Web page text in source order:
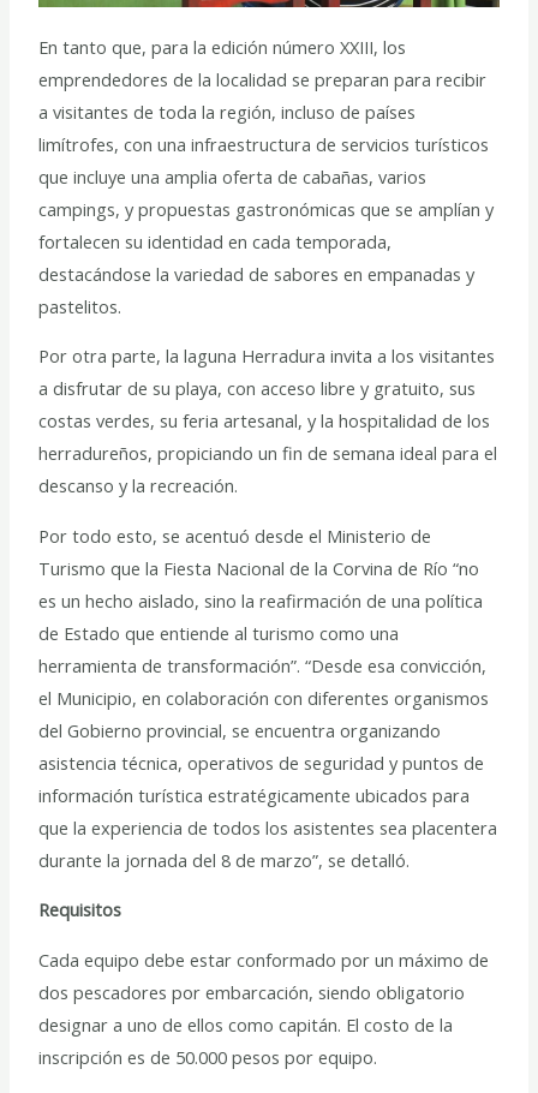
En tanto que, para la edición número XXIII, los
emprendedores de la localidad se preparan para recibir
a visitantes de toda la región, incluso de países
limítrofes, con una infraestructura de servicios turísticos
que incluye una amplia oferta de cabañas, varios
campings, y propuestas gastronómicas que se amplían y
fortalecen su identidad en cada temporada,
destacándose la variedad de sabores en empanadas y
pastelitos.
Por otra parte, la laguna Herradura invita a los visitantes
a disfrutar de su playa, con acceso libre y gratuito, sus
costas verdes, su feria artesanal, y la hospitalidad de los
herradureños, propiciando un fin de semana ideal para el
descanso y la recreación.
Por todo esto, se acentuó desde el Ministerio de
Turismo que la Fiesta Nacional de la Corvina de Río “no
es un hecho aislado, sino la reafirmación de una política
de Estado que entiende al turismo como una
herramienta de transformación”. “Desde esa convicción,
el Municipio, en colaboración con diferentes organismos
del Gobierno provincial, se encuentra organizando
asistencia técnica, operativos de seguridad y puntos de
información turística estratégicamente ubicados para
que la experiencia de todos los asistentes sea placentera
durante la jornada del 8 de marzo”, se detalló.
Requisitos
Cada equipo debe estar conformado por un máximo de
dos pescadores por embarcación, siendo obligatorio
designar a uno de ellos como capitán. El costo de la
inscripción es de 50.000 pesos por equipo.